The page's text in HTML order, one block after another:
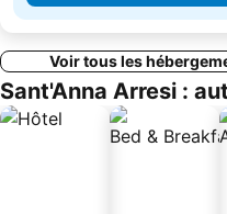
Voir tous les
Sant'Anna Arresi :